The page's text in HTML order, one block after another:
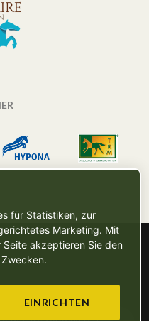
Rechte vorbehalten
für Statistiken, zur
Marketing. Mit
akzeptieren Sie den
EINRICHTEN